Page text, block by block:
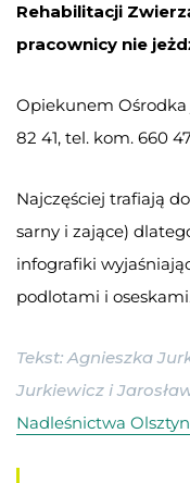
Rehabilitacji
pracownicy nie
Opiekunem Ośrodka
82 41, tel. kom. 660
Najczęściej trafiają
sarny i zające)
infografiki
podlotami i
Tekst: Agnieszka
Jurkiewicz i
Nadleśnictwa